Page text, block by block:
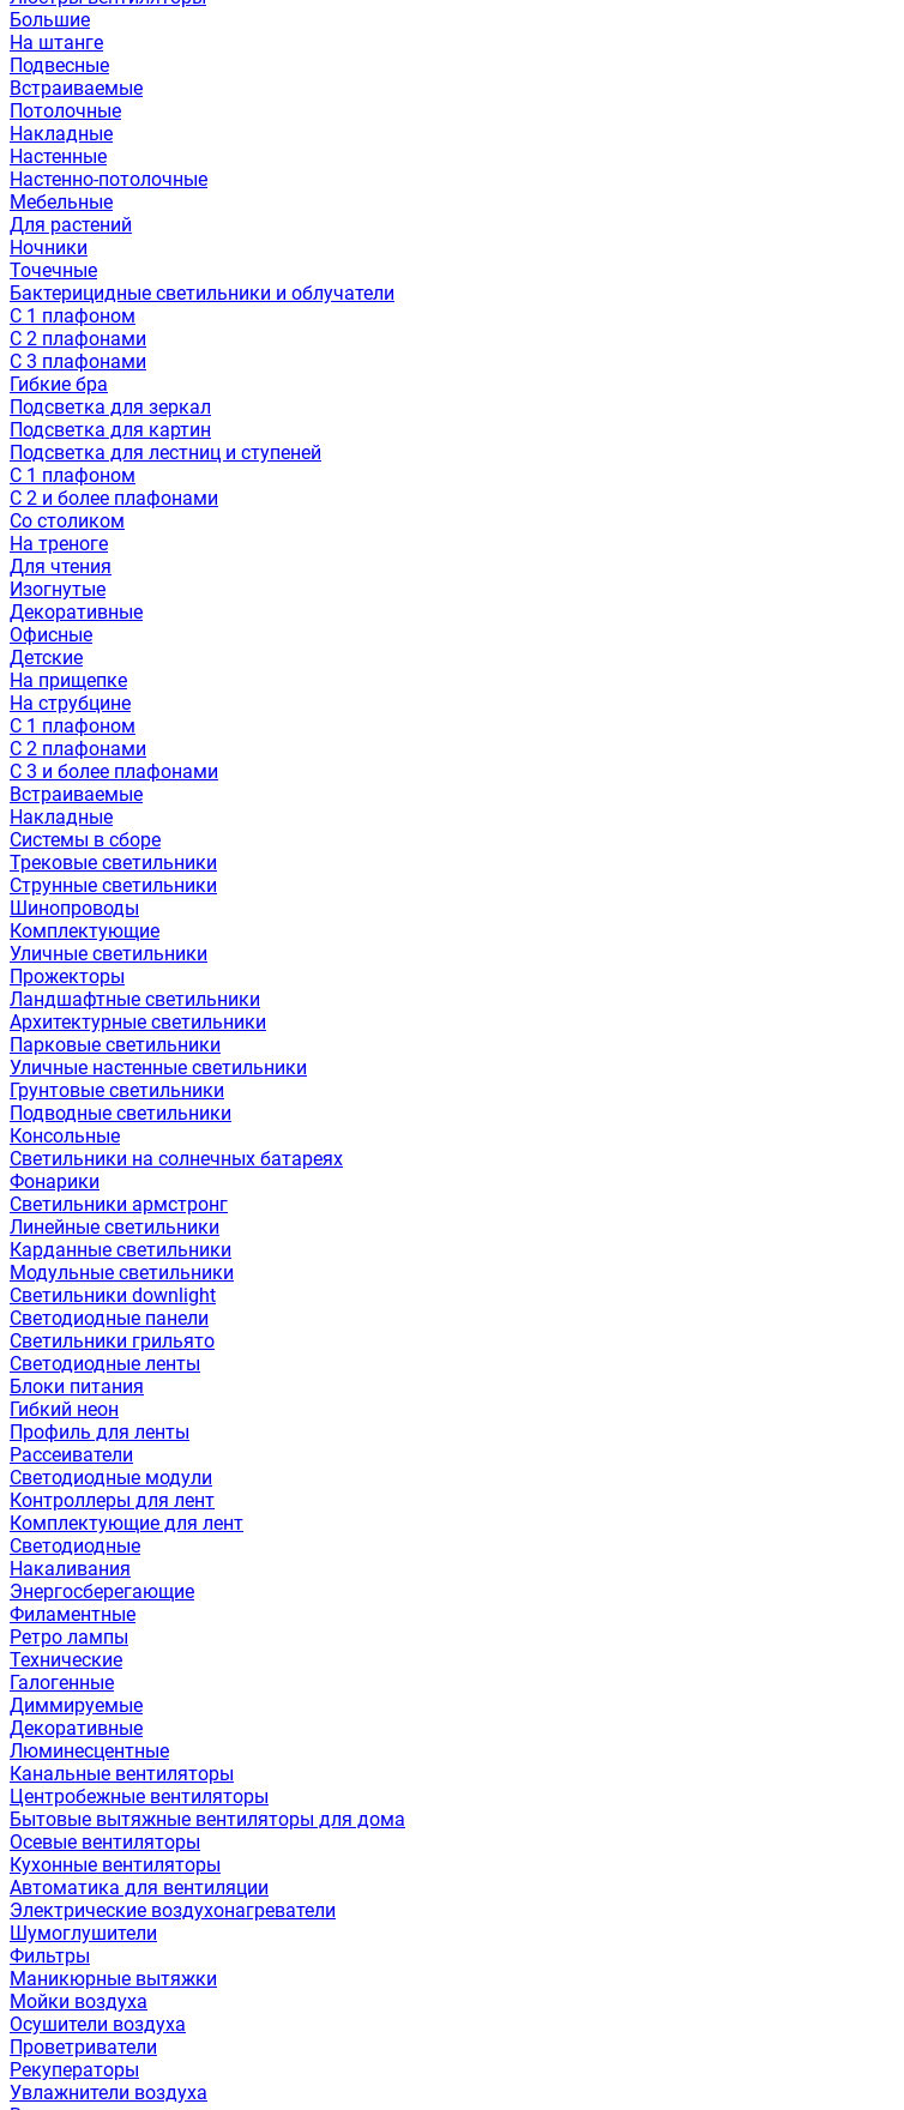
Большие
На штанге
Подвесные
Встраиваемые
Потолочные
Накладные
Настенные
Настенно-потолочные
Мебельные
Для растений
Ночники
Точечные
Бактерицидные светильники и облучатели
С 1 плафоном
С 2 плафонами
С 3 плафонами
Гибкие бра
Подсветка для зеркал
Подсветка для картин
Подсветка для лестниц и ступеней
С 1 плафоном
С 2 и более плафонами
Со столиком
На треноге
Для чтения
Изогнутые
Декоративные
Офисные
Детские
На прищепке
На струбцине
С 1 плафоном
С 2 плафонами
С 3 и более плафонами
Встраиваемые
Накладные
Системы в сборе
Трековые светильники
Струнные светильники
Шинопроводы
Комплектующие
Уличные светильники
Прожекторы
Ландшафтные светильники
Архитектурные светильники
Парковые светильники
Уличные настенные светильники
Грунтовые светильники
Подводные светильники
Консольные
Светильники на солнечных батареях
Фонарики
Светильники армстронг
Линейные светильники
Карданные светильники
Модульные светильники
Светильники downlight
Светодиодные панели
Светильники грильято
Светодиодные ленты
Блоки питания
Гибкий неон
Профиль для ленты
Рассеиватели
Светодиодные модули
Контроллеры для лент
Комплектующие для лент
Светодиодные
Накаливания
Энергосберегающие
Филаментные
Ретро лампы
Технические
Галогенные
Диммируемые
Декоративные
Люминесцентные
Канальные вентиляторы
Центробежные вентиляторы
Бытовые вытяжные вентиляторы для дома
Осевые вентиляторы
Кухонные вентиляторы
Автоматика для вентиляции
Электрические воздухонагреватели
Шумоглушители
Фильтры
Маникюрные вытяжки
Мойки воздуха
Осушители воздуха
Проветриватели
Рекуператоры
Увлажнители воздуха